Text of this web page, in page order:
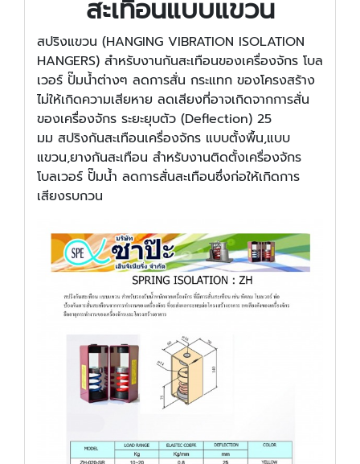
สะเทือนแบบแขวน
สปริงแขวน (HANGING VIBRATION ISOLATION
HANGERS) สำหรับงานกันสะเทือนของเครื่องจักร โบล
เวอร์ ปั๊มน้ำต่างๆ ลดการสั่น กระแทก ของโครงสร้าง
ไม่ให้เกิดความเสียหาย ลดเสียงที่อาจเกิดจากการสั่น
ของเครื่องจักร ระยะยุบตัว (Deflection) 25
มม สปริงกันสะเทือนเครื่องจักร แบบตั้งพื้น,แบบ
แขวน,ยางกันสะเทือน สำหรับงานติดตั้งเครื่องจักร
โบลเวอร์ ปั๊มน้ำ ลดการสั่นสะเทือนซึ่งก่อให้เกิดการ
เสียงรบกวน